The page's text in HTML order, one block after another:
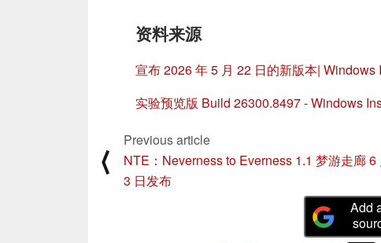
资料来源
宣布 2026 年 5 月 22 日的新版本| Windows
实验预览版 Build 26300.8497 - Windows
⟨
Previous article
NTE：Neverness to Everness 1.1 梦游走廊 6
3 日发布
Add